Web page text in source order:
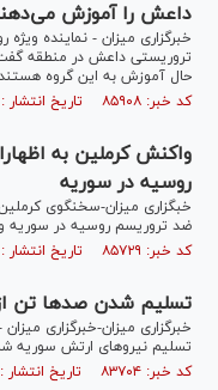
داعش را آموزش
خبرگزاری میزان - نماینده ویژه
تروریستی داعش در منطقه گفت
حال آموزش به این گروه
کد خبر: ۸۵۹۰۸ تاریخ انتشار : ۱۳۹۴/۰۷/۱۸
واکنش کرملین به
روسیه در سوریه
خبگزاری میزان-سخنگوی
ضد تروریسم روسیه در سوریه
کد خبر: ۸۵۷۲۹ تاریخ انتشار : ۱۳۹۴/۰۷/۱۸
تسلیم شدن صدها تن
تسلیم نیروهای ارتش سوریه
کد خبر: ۸۳۷۰۴ تاریخ انتشار : ۱۳۹۴/۰۷/۱۲